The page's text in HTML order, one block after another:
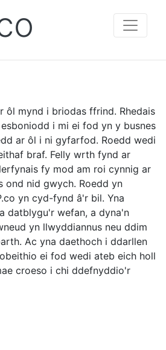
ôl mynd i briodas ffrind. Rhedais
i mi ei fod yn y busnes
ar ôl i ni gyfarfod. Roedd wedi
braf. Felly wrth fynd ar
fy mod am roi cynnig ar
ond nid gwych. Roedd yn
yn cyd-fynd â'r bil. Yna
datblygu'r wefan, a dyna'n
yn llwyddiannus neu ddim
Ac yna daethoch i ddarllen
ei fod wedi ateb eich holl
croeso i chi ddefnyddio'r